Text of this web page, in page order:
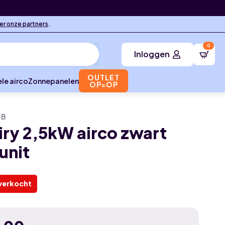
onze partners.
Inloggen
0
aircoZonnepanelen OUTLET
OP=OP
2,5kW airco zwart